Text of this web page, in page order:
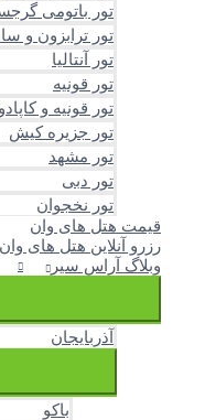
تور باتومی
تور ترابزون و
تور آنتالیا
تور قونیه
تور قونیه و
تور جزیره کیش
تور مشهد
تور دبی
تور نخجوان
قیمت هتل های وان
رزرو آنلاین هتل های وان
وبلاگ آراس سیر
آذربایجان
باکو